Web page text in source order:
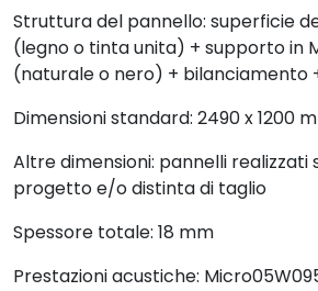
Struttura del pannello: superficie
(legno o tinta unita) + supporto in
(naturale o nero) + bilanciamento
Dimensioni standard: 2490 x 1200
Altre dimensioni: pannelli realizzati
progetto e/o distinta di taglio
Spessore totale: 18 mm
Prestazioni acustiche: